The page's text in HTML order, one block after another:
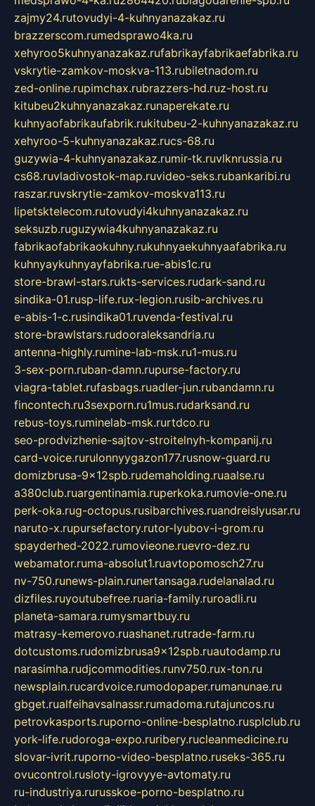
zajmy24.rutovudyi-4-kuhnyanazakaz.ru
brazzerscom.rumedsprawo4ka.ru
xehyroo5kuhnyanazakaz.rufabrikayfabrikaefabrika.ru
vskrytie-zamkov-moskva-113.rubiletnadom.ru
zed-online.rupimchax.rubrazzers-hd.ruz-host.ru
kitubeu2kuhnyanazakaz.runaperekate.ru
kuhnyaofabrikaufabrik.rukitubeu-2-kuhnyanazakaz.ru
xehyroo-5-kuhnyanazakaz.rucs-68.ru
guzywia-4-kuhnyanazakaz.rumir-tk.ruvlknrussia.ru
cs68.ruvladivostok-map.ruvideo-seks.rubankaribi.ru
raszar.ruvskrytie-zamkov-moskva113.ru
lipetsktelecom.rutovudyi4kuhnyanazakaz.ru
seksuzb.ruguzywia4kuhnyanazakaz.ru
fabrikaofabrikaokuhny.rukuhnyaekuhnyaafabrika.ru
kuhnyaykuhnyayfabrika.rue-abis1c.ru
store-brawl-stars.rukts-services.rudark-sand.ru
sindika-01.rusp-life.rux-legion.rusib-archives.ru
e-abis-1-c.rusindika01.ruvenda-festival.ru
store-brawlstars.rudooraleksandria.ru
antenna-highly.rumine-lab-msk.ru1-mus.ru
3-sex-porn.ruban-damn.rupurse-factory.ru
viagra-tablet.rufasbags.ruadler-jun.rubandamn.ru
fincontech.ru3sexporn.ru1mus.rudarksand.ru
rebus-toys.ruminelab-msk.rurtdco.ru
seo-prodvizhenie-sajtov-stroitelnyh-kompanij.ru
card-voice.rurulonnyygazon177.rusnow-guard.ru
domizbrusa-9x12spb.rudemaholding.ruaalse.ru
a380club.ruargentinamia.ruperkoka.rumovie-one.ru
perk-oka.rug-octopus.rusibarchives.ruandreislyusar.ru
naruto-x.rupursefactory.rutor-lyubov-i-grom.ru
spayderhed-2022.rumovieone.ruevro-dez.ru
webamator.ruma-absolut1.ruavtopomosch27.ru
nv-750.runews-plain.runertansaga.rudelanalad.ru
dizfiles.ruyoutubefree.ruaria-family.ruroadli.ru
planeta-samara.rumysmartbuy.ru
matrasy-kemerovo.ruashanet.rutrade-farm.ru
dotcustoms.rudomizbrusa9x12spb.ruautodamp.ru
narasimha.rudjcommodities.runv750.rux-ton.ru
newsplain.rucardvoice.rumodopaper.rumanunae.ru
gbget.rualfeihavsalnassr.rumadoma.rutajuncos.ru
petrovkasports.ruporno-online-besplatno.rusplclub.ru
york-life.rudoroga-expo.ruribery.rucleanmedicine.ru
slovar-ivrit.ruporno-video-besplatno.ruseks-365.ru
ovucontrol.rusloty-igrovyye-avtomaty.ru
ru-industriya.rurusskoe-porno-besplatno.ru